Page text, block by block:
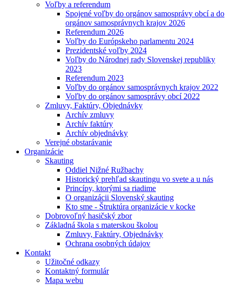
Voľby a referendum
Spojené voľby do orgánov samosprávy obcí a do
orgánov samosprávnych krajov 2026
Referendum 2026
Voľby do Európskeho parlamentu 2024
Prezidentské voľby 2024
Voľby do Národnej rady Slovenskej republiky
2023
Referendum 2023
Voľby do orgánov samosprávnych krajov 2022
Voľby do orgánov samosprávy obcí 2022
Zmluvy, Faktúry, Objednávky
Archív zmluvy
Archív faktúry
Archív objednávky
Verejné obstarávanie
Organizácie
Skauting
Oddiel Nižné Ružbachy
Historický prehľad skautingu vo svete a u nás
Princípy, ktorými sa riadime
O organizácii Slovenský skauting
Kto sme - Štruktúra organizácie v kocke
Dobrovoľný hasičský zbor
Základná škola s materskou školou
Zmluvy, Faktúry, Objednávky
Ochrana osobných údajov
Kontakt
Užitočné odkazy
Kontaktný formulár
Mapa webu